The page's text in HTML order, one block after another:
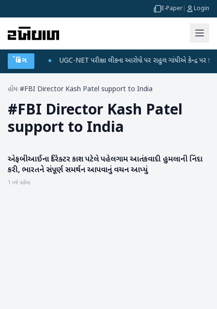
E-Paper Login
બ્રેકિંગ
પ્લાન UGC-NET પરીક્ષા લીકના આરોપો પર રાહુલ ગાંધીએ કેન્દ્ર પર પ્રહાર
હોમ/#FBI Director Kash Patel support to India
#FBI Director Kash Patel
support to India
રાષ્ટ્રીય
એફબીઆઈના ડિરેક્ટર કાશ પટેલે પહેલગામ આતંકવાદી હુમલાની નિંદા
કરી, ભારતને સંપૂર્ણ સમર્થન આપવાનું વચન આપ્યું
1 વર્ષ પહેલા